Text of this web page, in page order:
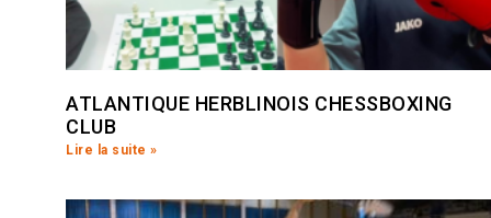
ATLANTIQUE HERBLINOIS CHESSBOXING
CLUB
Lire la suite »